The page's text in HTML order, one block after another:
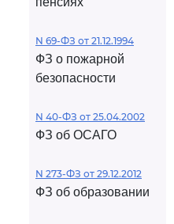
N 69-ФЗ от 21.12.1994
ФЗ о пожарной
безопасности
N 40-ФЗ от 25.04.2002
ФЗ об ОСАГО
N 273-ФЗ от 29.12.2012
ФЗ об образовании